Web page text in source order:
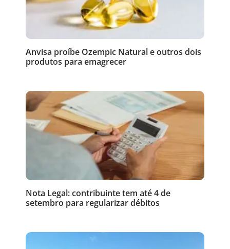
Anvisa proíbe Ozempic Natural e outros dois
produtos para emagrecer
Nota Legal: contribuinte tem até 4 de
setembro para regularizar débitos